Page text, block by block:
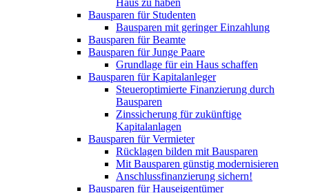
Bausparen für Studenten
Bausparen mit geringer Einzahlung
Bausparen für Beamte
Bausparen für Junge Paare
Grundlage für ein Haus schaffen
Bausparen für Kapitalanleger
Steueroptimierte Finanzierung durch
Bausparen
Zinssicherung für zukünftige
Kapitalanlagen
Bausparen für Vermieter
Rücklagen bilden mit Bausparen
Mit Bausparen günstig modernisieren
Anschlussfinanzierung sichern!
Bausparen für Hauseigentümer